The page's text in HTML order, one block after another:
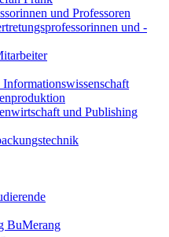
und Professoren
und -
und Publishing
BuMerang